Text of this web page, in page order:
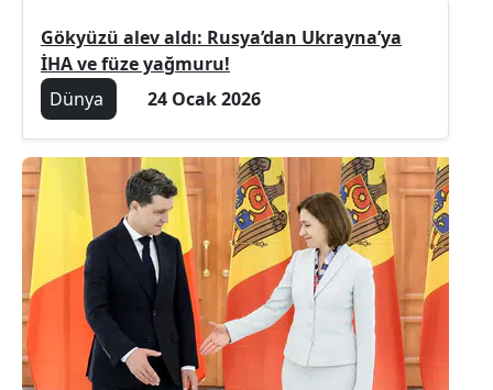
Gökyüzü alev aldı: Rusya’dan Ukrayna’ya
İHA ve füze yağmuru!
Dünya
24 Ocak 2026